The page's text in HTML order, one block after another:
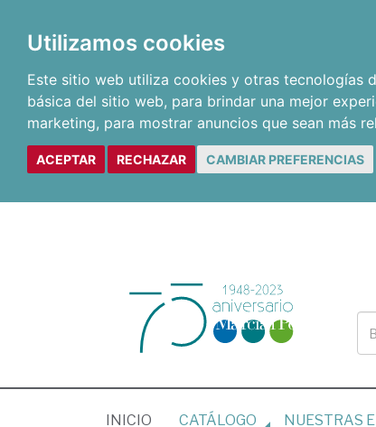
Utilizamos cookies
Este sitio web utiliza cookies y otras tecnologías
básica del sitio web, para brindar una mejor
marketing, para mostrar anuncios que sean más
ACEPTAR RECHAZAR CAMBIAR PREFERENCIAS
INICIO (CURRENT)
CATÁLOGO NUESTRAS